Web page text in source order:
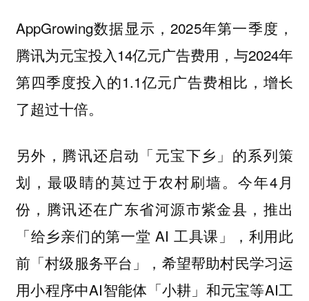
AppGrowing数据显示，2025年第一季度，
腾讯为元宝投入14亿元广告费用，与2024年
第四季度投入的1.1亿元广告费相比，增长
了超过十倍。
另外，腾讯还启动「元宝下乡」的系列策
划，最吸睛的莫过于农村刷墙。今年4月
份，腾讯还在广东省河源市紫金县，推出
「给乡亲们的第一堂 AI 工具课」，利用此
前「村级服务平台」，希望帮助村民学习运
用小程序中AI智能体「小耕」和元宝等AI工